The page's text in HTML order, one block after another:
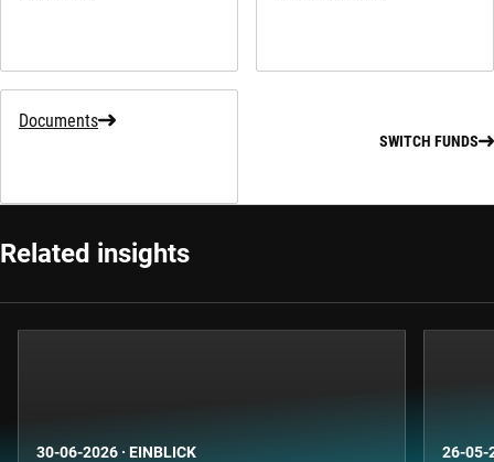
Documents
SWITCH FUNDS
Related insights
30-06-2026 · EINBLICK 26-05-